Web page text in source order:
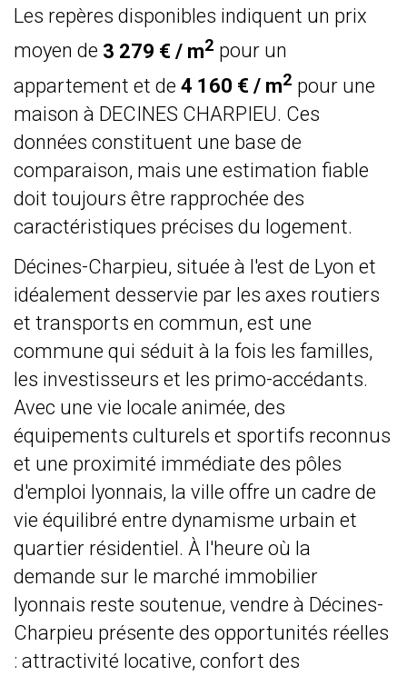
Les repères disponibles indiquent un prix
moyen de 3 279 € / m2 pour un
appartement et de 4 160 € / m2 pour une
maison à DECINES CHARPIEU. Ces
données constituent une base de
comparaison, mais une estimation fiable
doit toujours être rapprochée des
caractéristiques précises du logement.
Décines-Charpieu, située à l'est de Lyon et
idéalement desservie par les axes routiers
et transports en commun, est une
commune qui séduit à la fois les familles,
les investisseurs et les primo-accédants.
Avec une vie locale animée, des
équipements culturels et sportifs reconnus
et une proximité immédiate des pôles
d'emploi lyonnais, la ville offre un cadre de
vie équilibré entre dynamisme urbain et
quartier résidentiel. À l'heure où la
demande sur le marché immobilier
lyonnais reste soutenue, vendre à Décines-
Charpieu présente des opportunités réelles
: attractivité locative, confort des